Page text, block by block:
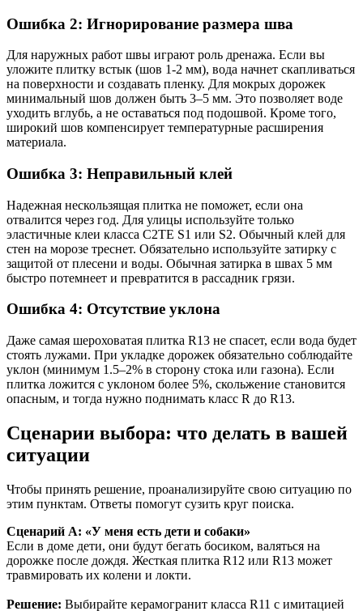
Ошибка 2: Игнорирование размера шва
Для наружных работ швы играют роль дренажа. Если вы
уложите плитку встык (шов 1-2 мм), вода начнет скапливаться
на поверхности и создавать пленку. Для мокрых дорожек
минимальный шов должен быть 3–5 мм. Это позволяет воде
уходить вглубь, а не оставаться под подошвой. Кроме того,
широкий шов компенсирует температурные расширения
материала.
Ошибка 3: Неправильный клей
Надежная нескользящая плитка не поможет, если она
отвалится через год. Для улицы используйте только
эластичные клеи класса C2TE S1 или S2. Обычный клей для
стен на морозе треснет. Обязательно используйте затирку с
защитой от плесени и воды. Обычная затирка в швах 5 мм
быстро потемнеет и превратится в рассадник грязи.
Ошибка 4: Отсутствие уклона
Даже самая шероховатая плитка R13 не спасет, если вода будет
стоять лужами. При укладке дорожек обязательно соблюдайте
уклон (минимум 1.5–2% в сторону стока или газона). Если
плитка ложится с уклоном более 5%, скольжение становится
опасным, и тогда нужно поднимать класс R до R13.
Сценарии выбора: что делать в вашей
ситуации
Чтобы принять решение, проанализируйте свою ситуацию по
этим пунктам. Ответы помогут сузить круг поиска.
Сценарий А: «У меня есть дети и собаки»
Если в доме дети, они будут бегать босиком, валяться на
дорожке после дождя. Жесткая плитка R12 или R13 может
травмировать их колени и локти.
Решение: Выбирайте керамогранит класса R11 с имитацией